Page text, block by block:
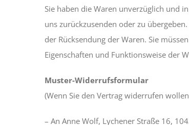
Sie haben die Waren unverzüglich und
uns zurückzusenden oder zu
der Rücksendung der Waren. Sie
Eigenschaften und Funktionsweise der
Muster-Widerrufsformular
(Wenn Sie den Vertrag widerrufen
– An Anne Wolf, Lychener Straße 16,